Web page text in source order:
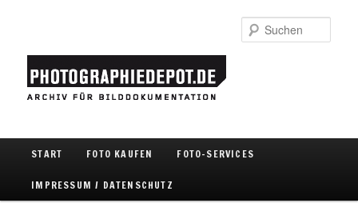
Zum Inhalt wechseln
Zum sekundären Inhalt wechseln
START FOTO KAUFEN FOTO-SERVICES
IMPRESSUM / DATENSCHUTZ